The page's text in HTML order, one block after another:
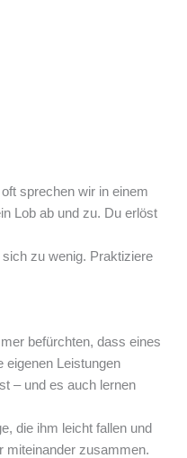
sprechen wir in einem
Lob ab und zu. Du erlöst
zu wenig. Praktiziere
befürchten, dass eines
eigenen Leistungen
– und es auch lernen
die ihm leicht fallen und
miteinander zusammen.